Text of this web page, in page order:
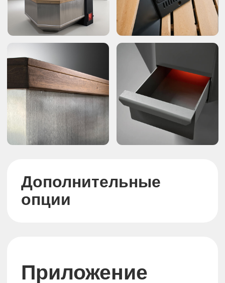
Основные
возможности
приложения
Запуск чана и завершение
работы
Управление наливом и
сливом воды
Настройка
подсветки
Управление температурой